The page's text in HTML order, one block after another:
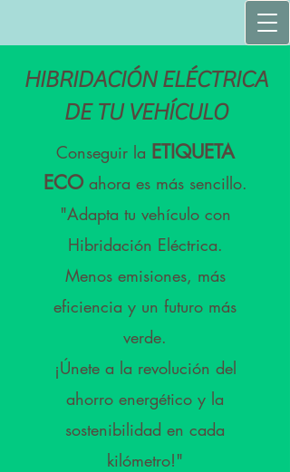
HIBRIDACIÓN ELÉCTRICA
DE TU VEHÍCULO
​Conseguir la ETIQUETA
ECOahora es más sencillo.
"Adapta tu vehículo con
Hibridación Eléctrica.
Menos emisiones, más
eficiencia y un futuro más
verde.
¡Únete a la revolución del
ahorro energético y la
sostenibilidad en cada
kilómetro!"